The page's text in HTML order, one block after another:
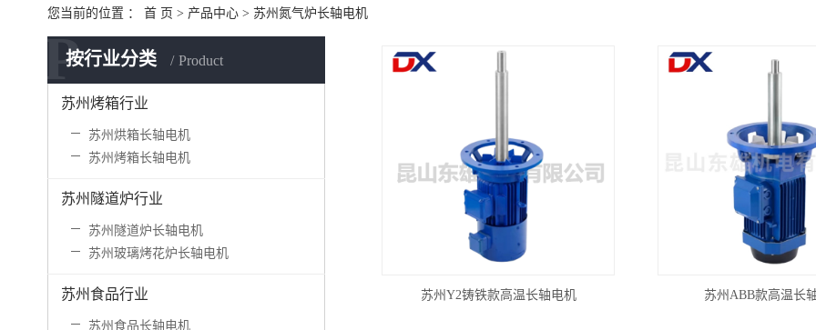
您当前的位置 ： 首 页 > 产品中心 > 苏州氮气炉长轴电机
按行业分类 Product
P
苏州烤箱行业
苏州烘箱长轴电机
苏州烤箱长轴电机
苏州隧道炉行业
苏州隧道炉长轴电机
苏州玻璃烤花炉长轴电机
苏州食品行业
苏州食品长轴电机
苏州Y2铸铁款高温长轴电机 苏州ABB款高温长